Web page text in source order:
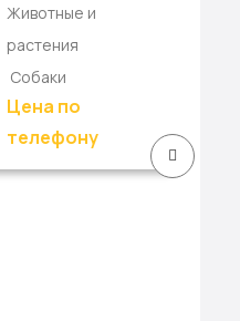
Животные и
растения
Собаки
Цена по
телефону